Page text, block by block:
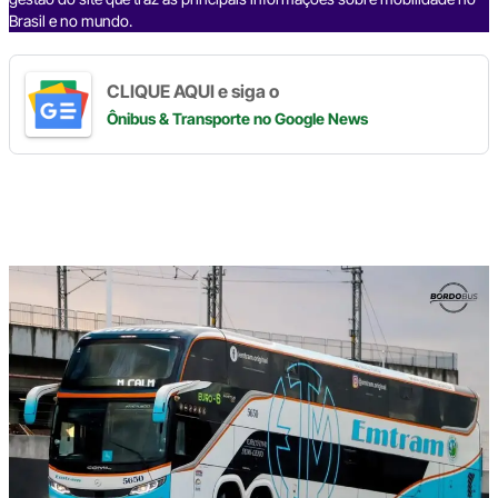
Brasil e no mundo.
CLIQUE AQUI e siga o
Ônibus & Transporteno Google News
Digite
aqui
o
seu
e-
mail